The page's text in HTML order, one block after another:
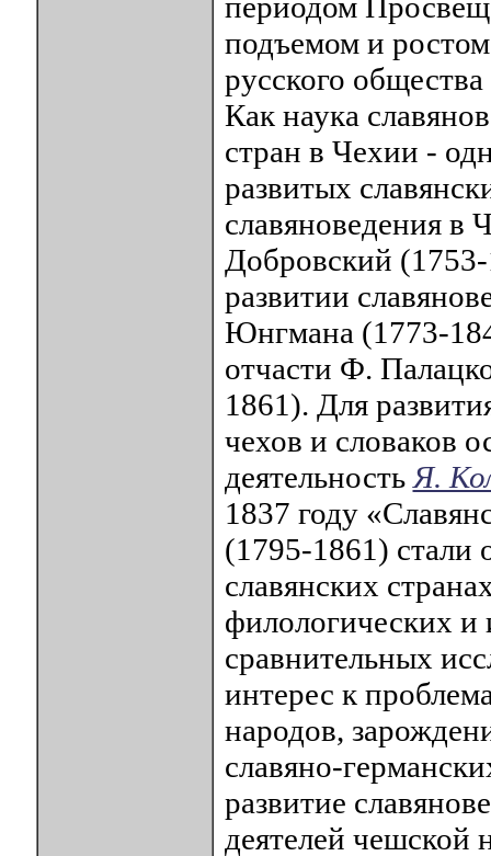
подъемом и
русского
Как наука
стран в Чехии -
развитых
славяноведения в
Добровский
развитии
Юнгмана (1773-
отчасти Ф.
1861). Для
чехов и словаков
деятельность Я.
1837 году
(1795-1861) стали
славянских
филологических и
сравнительных
интерес к
народов,
славяно-
развитие
деятелей чешской